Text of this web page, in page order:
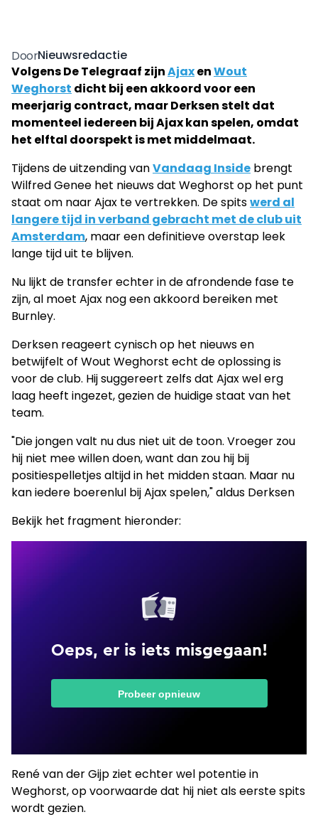
DoorNieuwsredactie
Volgens De Telegraaf zijnAjaxenWout
Weghorst dicht bij een akkoord voor een
meerjarig contract, maar Derksen stelt dat
momenteel iedereen bij Ajax kan spelen, omdat
het elftal doorspekt is met middelmaat.
Tijdens de uitzending vanVandaag Inside brengt
Wilfred Genee het nieuws dat Weghorst op het punt
staat om naar Ajax te vertrekken. De spitswerd al
langere tijd in verband gebracht met de club uit
Amsterdam, maar een definitieve overstap leek
lange tijd uit te blijven.
Nu lijkt de transfer echter in de afrondende fase te
zijn, al moet Ajax nog een akkoord bereiken met
Burnley.
Derksen reageert cynisch op het nieuws en
betwijfelt of Wout Weghorst echt de oplossing is
voor de club. Hij suggereert zelfs dat Ajax wel erg
laag heeft ingezet, gezien de huidige staat van het
team.
"Die jongen valt nu dus niet uit de toon. Vroeger zou
hij niet mee willen doen, want dan zou hij bij
positiespelletjes altijd in het midden staan. Maar nu
kan iedere boerenlul bij Ajax spelen," aldus Derksen
Bekijk het fragment hieronder:
René van der Gijp ziet echter wel potentie in
Weghorst, op voorwaarde dat hij niet als eerste spits
wordt gezien.